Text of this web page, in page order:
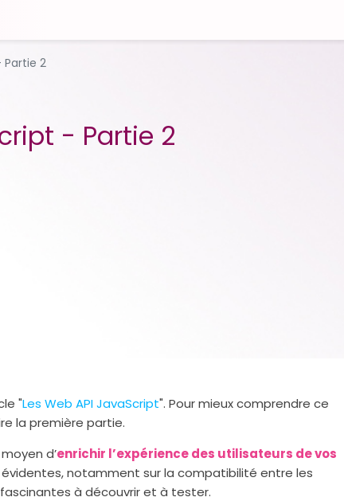
Partie 2
- Partie 2
"Les Web API JavaScript". Pour mieux comprendre ce
la première partie.
d’enrichir l’expérience des utilisateurs de vos
notamment sur la compatibilité entre les
à découvrir et à tester.